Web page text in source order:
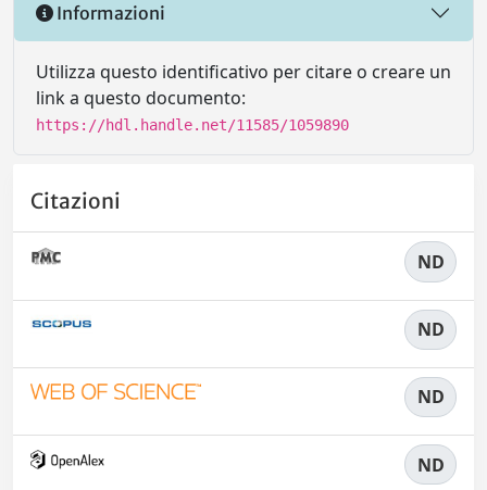
Informazioni
Utilizza questo identificativo per citare o creare un
link a questo documento:
https://hdl.handle.net/11585/1059890
Citazioni
ND
ND
ND
ND